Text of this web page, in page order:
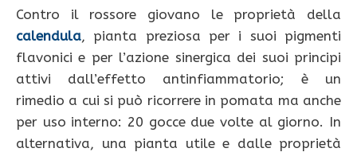
Contro il rossore giovano le proprietà della
calendula, pianta preziosa per i suoi pigmenti
flavonici e per l’azione sinergica dei suoi principi
attivi dall’effetto antinfiammatorio; è un
rimedio a cui si può ricorrere in pomata ma anche
per uso interno: 20 gocce due volte al giorno. In
alternativa, una pianta utile e dalle proprietà